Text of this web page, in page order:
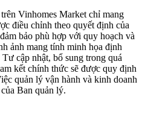
Vinhomes Market chỉ mang
điều chỉnh theo quyết định của
bảo phù hợp với quy hoạch và
ảnh mang tính minh họa định
cập nhật, bổ sung trong quá
kết chính thức sẽ được quy định
quản lý vận hành và kinh doanh
Ban quản lý.